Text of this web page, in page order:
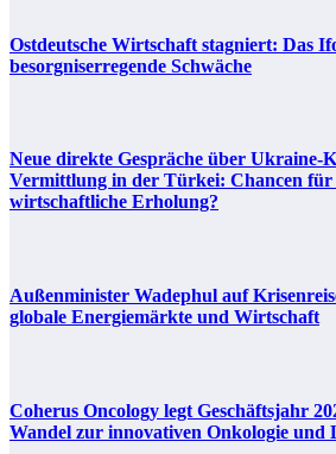
Ostdeutsche Wirtschaft stagniert: Das
besorgniserregende Schwäche
Neue direkte Gespräche über Ukraine-
Vermittlung in der Türkei: Chancen für
wirtschaftliche Erholung?
Außenminister Wadephul auf
globale Energiemärkte und Wirtschaft
Coherus Oncology legt Geschäftsjahr
Wandel zur innovativen Onkologie